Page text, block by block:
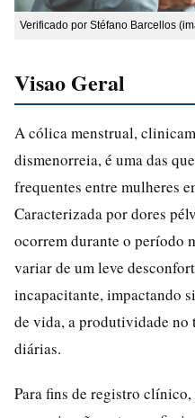
Verificado por Stéfano Barcellos
Visao Geral
A cólica menstrual,
dismenorreia, é uma das
frequentes entre mulheres
Caracterizada por dores
ocorrem durante o período
variar de um leve
incapacitante, impactando
de vida, a produtividade no
diárias.
Para fins de registro